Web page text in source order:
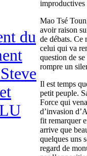
du
improductives
Mao Tsé
avoir raison
de débats. Ce
celui qui va
question de
rompre un
Il est temps
petit peuple.
Force qui
d’invasion
fit remarquer
arrive que
quelques uns
regard de